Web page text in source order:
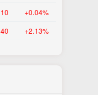
+0.04%
+2.13%